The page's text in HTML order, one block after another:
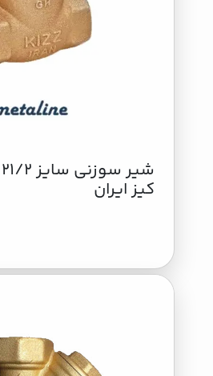
کیز ایران